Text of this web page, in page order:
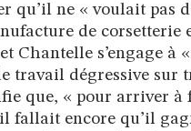
qu’il ne « voulait pas
de corsetterie
Chantelle s’engage à
travail dégressive sur
que, « pour arriver à
fallait encore qu’il